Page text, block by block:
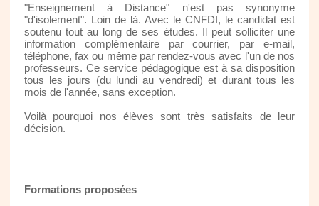
"Enseignement à Distance" n'est pas synonyme
"d'isolement". Loin de là. Avec le CNFDI, le candidat est
soutenu tout au long de ses études. Il peut solliciter une
information complémentaire par courrier, par e-mail,
téléphone, fax ou même par rendez-vous avec l'un de nos
professeurs. Ce service pédagogique est à sa disposition
tous les jours (du lundi au vendredi) et durant tous les
mois de l'année, sans exception.
Voilà pourquoi nos élèves sont très satisfaits de leur
décision.
Formations proposées